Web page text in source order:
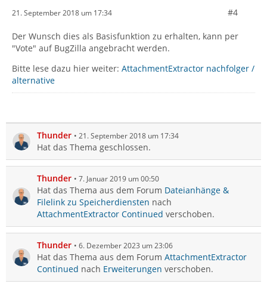
21. September 2018 um 17:34 #4
Der Wunsch dies als Basisfunktion zu erhalten, kann per
"Vote" auf BugZilla angebracht werden.
Bitte lese dazu hier weiter: AttachmentExtractor nachfolger /
alternative
Thunder 21. September 2018 um 17:34
Hat das Thema geschlossen.
Thunder 7. Januar 2019 um 00:50
Hat das Thema aus dem Forum Dateianhänge &
Filelink zu Speicherdiensten nach
AttachmentExtractor Continued verschoben.
Thunder 6. Dezember 2023 um 23:06
Hat das Thema aus dem Forum AttachmentExtractor
Continued nach Erweiterungen verschoben.